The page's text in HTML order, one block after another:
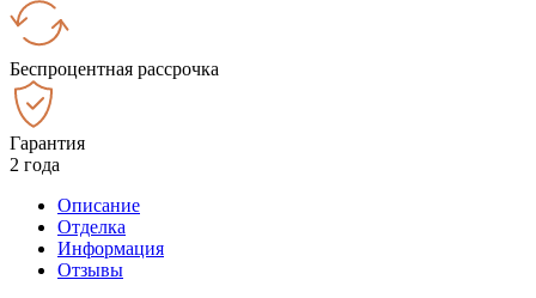
Беспроцентная рассрочка
Гарантия
2 года
Описание
Отделка
Информация
Отзывы